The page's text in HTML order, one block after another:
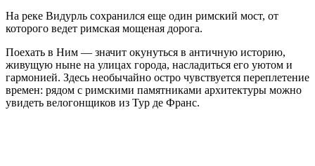
На реке Видурль сохранился еще один римский мост, от
которого ведет римская мощеная дорога.
Поехать в Ним — значит окунуться в античную историю,
живущую ныне на улицах города, насладиться его уютом и
гармонией. Здесь необычайно остро чувствуется переплетение
времен: рядом с римскими памятниками архитектуры можно
увидеть велогонщиков из Тур де Франс.